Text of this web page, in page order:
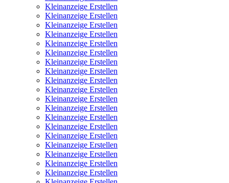
Kleinanzeige Erstellen
Kleinanzeige Erstellen
Kleinanzeige Erstellen
Kleinanzeige Erstellen
Kleinanzeige Erstellen
Kleinanzeige Erstellen
Kleinanzeige Erstellen
Kleinanzeige Erstellen
Kleinanzeige Erstellen
Kleinanzeige Erstellen
Kleinanzeige Erstellen
Kleinanzeige Erstellen
Kleinanzeige Erstellen
Kleinanzeige Erstellen
Kleinanzeige Erstellen
Kleinanzeige Erstellen
Kleinanzeige Erstellen
Kleinanzeige Erstellen
Kleinanzeige Erstellen